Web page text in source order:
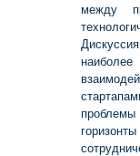
между
проблемы